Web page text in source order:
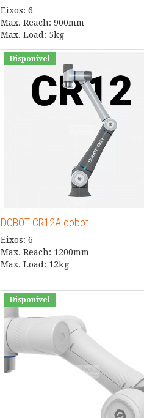
Eixos: 6
Max. Reach: 900mm
Max. Load: 5kg
Disponível
DOBOT CR12A cobot
Eixos: 6
Max. Reach: 1200mm
Max. Load: 12kg
Disponível